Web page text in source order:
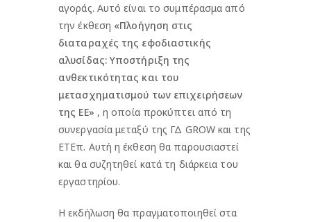
αγοράς. Αυτό είναι το συμπέρασμα από
την έκθεση «Πλοήγηση στις
διαταραχές της εφοδιαστικής
αλυσίδας: Υποστήριξη της
ανθεκτικότητας και του
μετασχηματισμού των επιχειρήσεων
της ΕΕ» , η οποία προκύπτει από τη
συνεργασία μεταξύ της ΓΔ GROW και της
ΕΤΕπ. Αυτή η έκθεση θα παρουσιαστεί
και θα συζητηθεί κατά τη διάρκεια του
εργαστηρίου.
Η εκδήλωση θα πραγματοποιηθεί στα